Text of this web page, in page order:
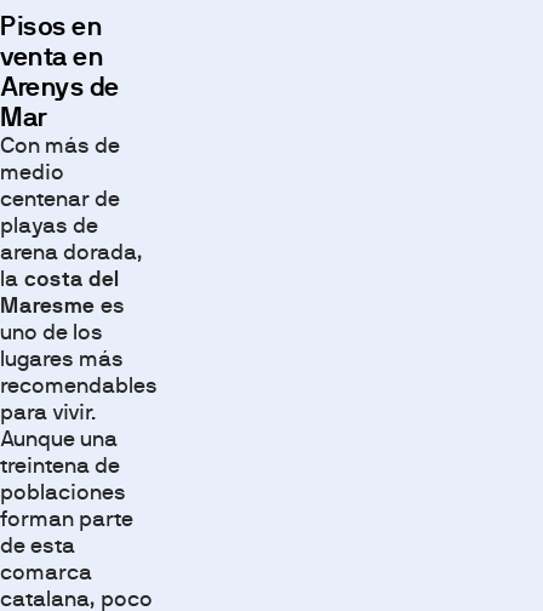
Pisos en
venta en
Arenys de
Mar
Con más de
medio
centenar de
playas de
arena dorada,
la costa del
Maresme es
uno de los
lugares más
recomendables
para vivir.
Aunque una
treintena de
poblaciones
forman parte
de esta
comarca
catalana, poco